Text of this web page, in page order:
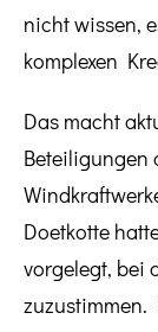
nicht wissen,
komplexen
Das macht
Beteiligungen
Doetkotte
vorgelegt, bei
zuzustimmen.